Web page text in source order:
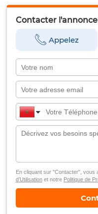
Contacter
Appelez
En cliquant sur "Contacter", vous
d’Utilisationet notre Politique de